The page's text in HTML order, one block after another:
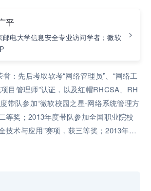
平
邮电大学信息安全专业访问学者；微软
：先后考取软考“网络管理员”、“网络工
目管理师”认证，以及红帽RHCSA、RH
带队参加“微软校园之星-网络系统管理方
等奖；2013年度带队参加全国职业院校
技术与应用”赛项，获三等奖；2013年度
校技能大赛“信息安全管理与评估”赛项
与管理”杂志发表技术文章20余篇